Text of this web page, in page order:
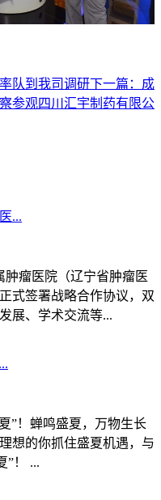
队到我司调研下一篇： 成
参观四川汇宇制药有限公
...
肿瘤医院（辽宁省肿瘤医
式签署战略合作协议，双
展、学术交流等...
”！蝉鸣盛夏，万物生长
想的你抓住盛夏机遇，与
”！ ...